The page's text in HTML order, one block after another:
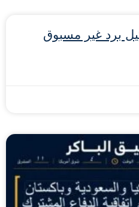
برد غير مسبوق